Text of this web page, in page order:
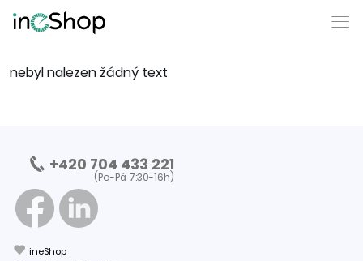
nebyl nalezen žádný text
+420 704 433 221
(Po-Pá 7:30-16h)
❤ ineShop